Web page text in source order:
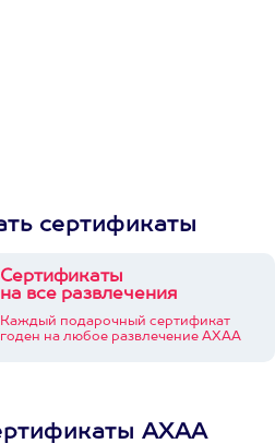
сертификаты
Сертификаты
на все развлечения
Каждый подарочный сертификат
годен на любое развлечение АХАА
АХАА